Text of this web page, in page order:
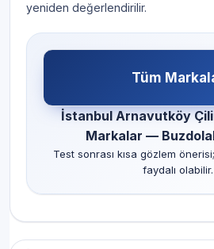
yeniden değerlendirilir.
Tüm
İstanbul Arnavutköy
Markalar —
Test sonrası kısa gözlem
faydalı olabilir.